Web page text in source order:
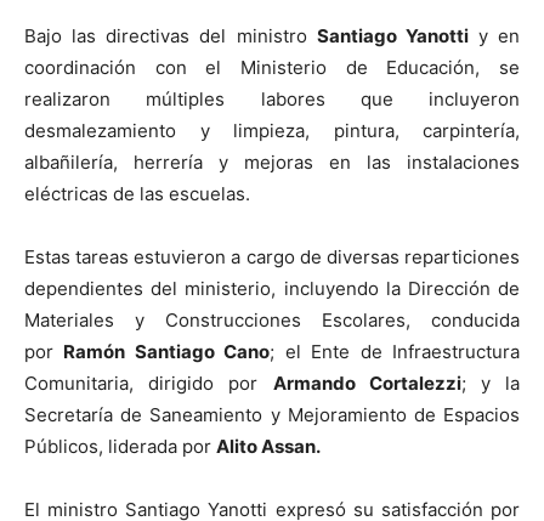
Bajo las directivas del ministro Santiago Yanottiy en
coordinación con el Ministerio de Educación, se
realizaron múltiples labores que incluyeron
desmalezamiento y limpieza, pintura, carpintería,
albañilería, herrería y mejoras en las instalaciones
eléctricas de las escuelas.
Estas tareas estuvieron a cargo de diversas reparticiones
dependientes del ministerio, incluyendo la Dirección de
Materiales y Construcciones Escolares, conducida
por Ramón Santiago Cano; el Ente de Infraestructura
Comunitaria, dirigido por Armando Cortalezzi; y la
Secretaría de Saneamiento y Mejoramiento de Espacios
Públicos, liderada por Alito Assan.
El ministro Santiago Yanotti expresó su satisfacción por